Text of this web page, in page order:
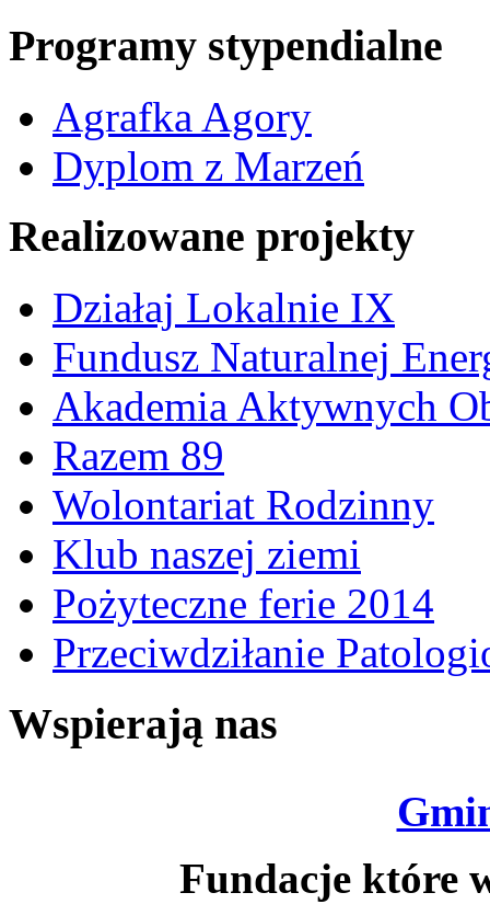
Programy stypendialne
Agrafka Agory
Dyplom z Marzeń
Realizowane projekty
Działaj Lokalnie IX
Fundusz Naturalnej
Akademia Aktywnych
Razem 89
Wolontariat Rodzinny
Klub naszej ziemi
Pożyteczne ferie 2014
Przeciwdziłanie
Wspierają nas
Fundacje które